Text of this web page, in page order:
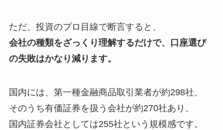
ただ、投資のプロ目線で断言すると、
会社の種類をざっくり理解するだけで、口座選び
の失敗はかなり減ります。
国内には、第一種金融商品取引業者が約298社、
そのうち有価証券を扱う会社が約270社あり、
国内証券会社としては255社という規模感です。